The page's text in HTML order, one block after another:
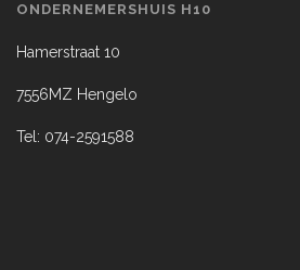
ONDERNEMERSHUIS H10
Hamerstraat 10
7556MZ Hengelo
Tel: 074-2591588